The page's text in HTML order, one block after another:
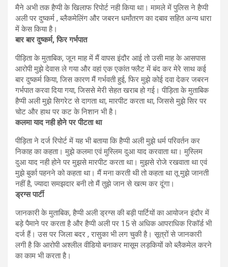
मैने अभी तक हैप्पी के खिलाफ रिपोर्ट नही किया था। मामले में पुलिस ने हैप्पी
अली पर दुष्कर्म , ब्लैकमेलिंग और जबरन धर्मांतरण का दबाव सहित अन्य धारा
में केस किया है।
बार बार दुष्कर्म, फिर गर्भपात
पीड़िता के मुताबिक, जून माह में मैं वापस इंदौर आई तो उसी माह के आसपास
आरोपी मुझे देवास ले गया और वहां एक एकांत फ्लैट में बंद कर मेरे साथ कई
बार दुष्कर्म किया, जिस कारण मैं गर्भवती हुई, फिर मुझे कोई दवा देकर जबरन
गर्भपात करवा दिया गया, जिससे मेरी सेहत खराब हो गई। पीड़िता के मुताबिक
हैप्पी अली मुझे सिगरेट से दागता था, मारपीट करता था, जिससे मुझे सिर पर
चोट और हाथ पर कट के निशान भी है।
कलमा याद नही होने पर पीटता था
पीड़िता ने दर्ज रिपोर्ट में यह भी बताया कि हैप्पी अली मुझे धर्म परिवर्तन कर
निकाह का कहता। मुझे कलमा एवं मुस्लिम दुआ याद करवाता था। मुस्लिम
दुआ याद नही होने पर मुझसे मारपीट करता था। मुझसे रोजे रखवाता था एवं
मुझे बुर्का पहनने को कहता था। मैं मना करती थी तो कहता था तू मुझे जानती
नहीं है, ज्यादा समझदार बनी तो मैं तुझे जान से खत्म कर दूंगा।
ड्रग्स पार्टी
जानकारी के मुताबिक, हैप्पी अली ड्रग्स की बड़ी पार्टियों का आयोजन इंदौर में
बड़े पैमाने पर करता है और हैप्पी अली पर 15 से अधिक आपराधिक रिकॉर्ड भी
दर्ज हैं। उस पर जिला बदर , रासुका भी लग चुकी है। सूत्रों से जानकारी
लगी है कि आरोपी अश्लील वीडियो बनाकर मासूम लड़कियों को ब्लैकमेल करने
का काम भी करता है।